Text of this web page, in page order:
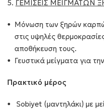
5. ΓΕΜΙΣΕΙΣ ΜΕΙΓΜΑΤΩΝ
Μόνωση των ξηρών
στις υψηλές
αποθήκευση τους.
Γευστικά μείγματα για
Πρακτικό μέρος
Sobiyet (μαντηλάκι) με